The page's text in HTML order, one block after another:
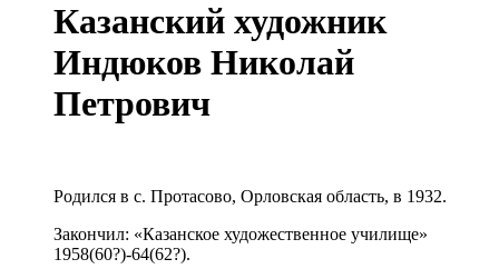
Казанский художник
Индюков Николай
Петрович
Родился в с. Протасово, Орловская область, в 1932.
Закончил: «Казанское художественное училище»
1958(60?)-64(62?).